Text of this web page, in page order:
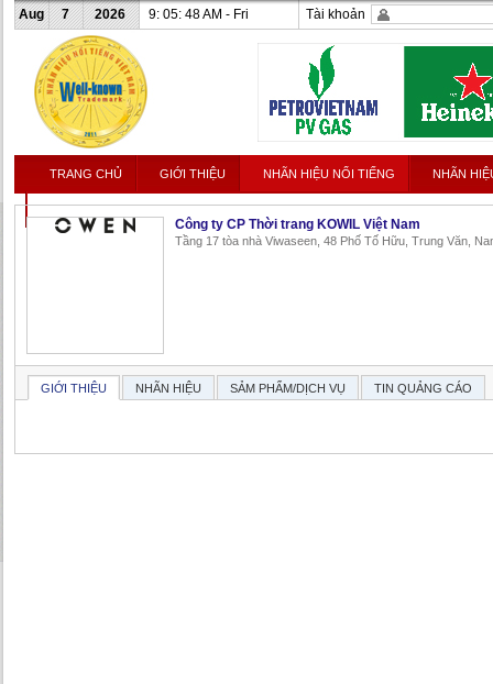
Aug 7 2026 9: 05: 48 AM - Fri Tài khoản
TRANG CHỦ GIỚI THIỆU NHÃN HIỆU NỔI TIẾNG NHÃN
LIÊN HỆ
Công ty CP Thời trang KOWIL Việt Nam
Tầng 17 tòa nhà Viwaseen, 48 Phố Tố Hữu, Trung Văn,
GIỚI THIỆU NHÃN HIỆU SẢM PHẨM/DỊCH VỤ TIN QUẢNG CÁO